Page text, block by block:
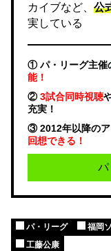
カイブなど、 公
実している
① パ・リーグ主催
能！
②3試合同時視聴
充実！
③ 2012年以降のア
回想できる！
パ
パ・リーグ 福岡
工藤公康